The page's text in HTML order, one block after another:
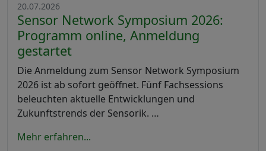
20.07.2026
Sensor Network Symposium 2026:
Programm online, Anmeldung
gestartet
Die Anmeldung zum Sensor Network Symposium
2026 ist ab sofort geöffnet. Fünf Fachsessions
beleuchten aktuelle Entwicklungen und
Zukunftstrends der Sensorik. …
Mehr erfahren...